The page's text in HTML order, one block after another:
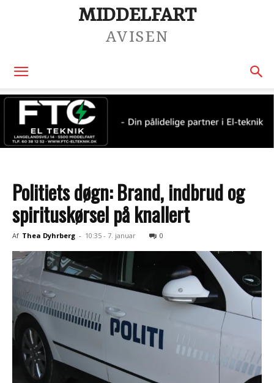
MIDDELFART
AVISEN
Politiets døgn: Brand, indbrud og
spirituskørsel på knallert
Af Thea Dyhrberg - 10:35 - 7. januar 0